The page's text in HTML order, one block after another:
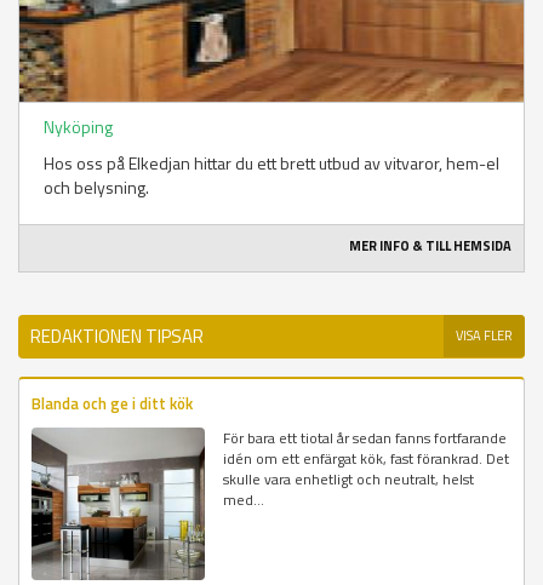
Nyköping
Hos oss på Elkedjan hittar du ett brett utbud av vitvaror, hem-el
och belysning.
MER INFO & TILL HEMSIDA
REDAKTIONEN TIPSAR VISA FLER
Blanda och ge i ditt kök
För bara ett tiotal år sedan fanns fortfarande
idén om ett enfärgat kök, fast förankrad. Det
skulle vara enhetligt och neutralt, helst
med...